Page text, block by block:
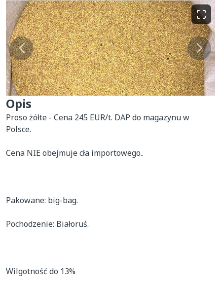
Opis
Proso żółte - Cena 245 EUR/t. DAP do magazynu w
Polsce.
Cena NIE obejmuje cła importowego..
Pakowane: big-bag.
Pochodzenie: Białoruś.
Wilgotność do 13%